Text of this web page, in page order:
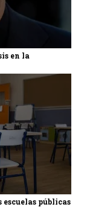
en la
públicas